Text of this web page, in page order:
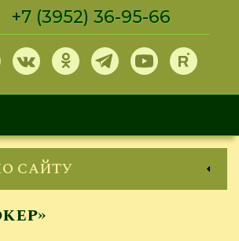
+7 (3952) 36-95-66
сайту